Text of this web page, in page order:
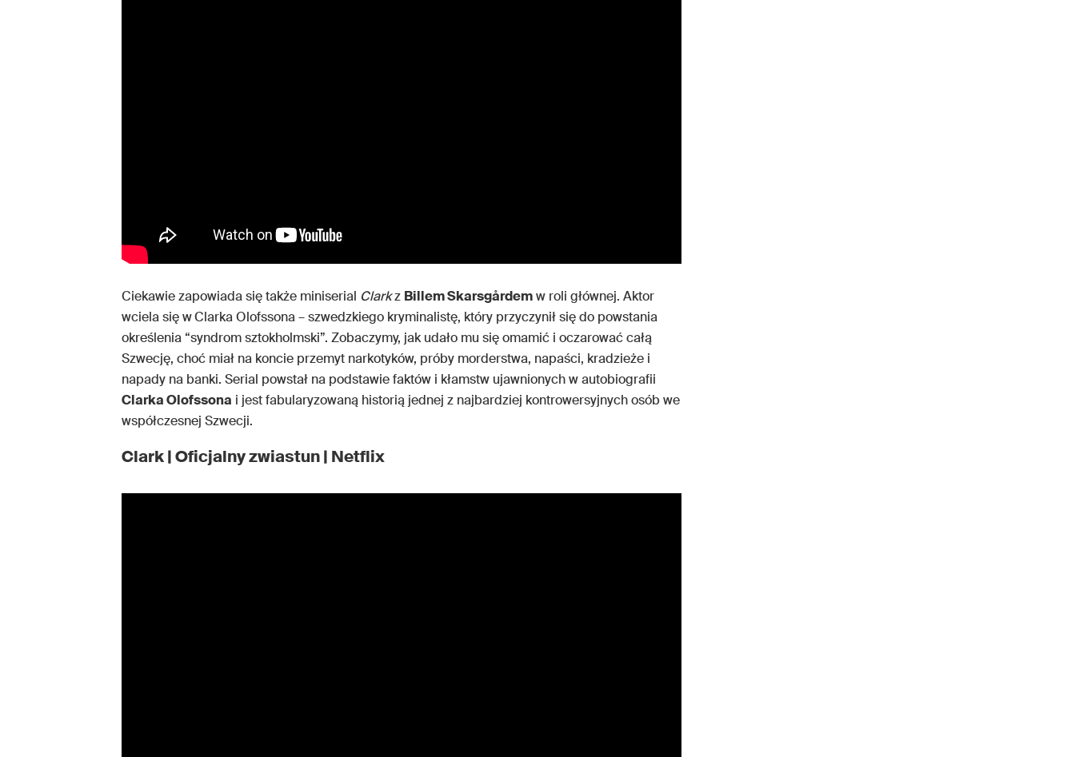
Ciekawie zapowiada się także miniserial Clarkz Billem Skarsgårdemw roli głównej. Aktor
wciela się wClarka Olofssona – szwedzkiego kryminalistę, który przyczynił się do powstania
określenia “syndrom sztokholmski”. Zobaczymy, jak udało mu się omamić i oczarować całą
Szwecję, choć miał na koncie przemyt narkotyków, próby morderstwa, napaści, kradzieże i
napady na banki. Serial powstał na podstawie faktów i kłamstw ujawnionych w autobiografii
Clarka Olofssona i jest fabularyzowaną historią jednej z najbardziej kontrowersyjnych osób we
współczesnej Szwecji.
Clark | Oficjalny zwiastun | Netflix